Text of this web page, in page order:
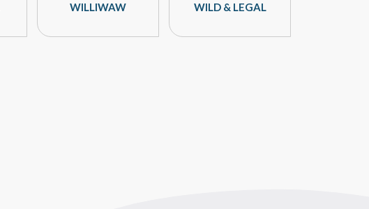
WILLIWAW WILD & LEGAL